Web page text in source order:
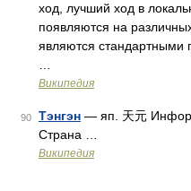
ход, лучший ход в
появляются на
являются
Википедия
90 Тэнгэн — яп. 天元
Страна …
Википедия